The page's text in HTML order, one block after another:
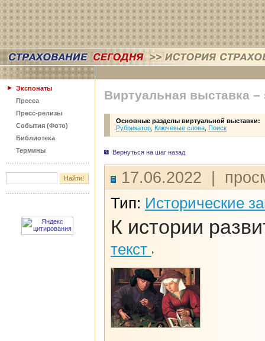
Экспонаты
Пресса
Пресс-релизы
События (Фото)
Библиотека
Термины
Виртуальная выставка –
Основные разделы виртуальной выставки:
Рубрикатор Ключевые слова Поиск
Вернуться на шаг назад
17.06.2022 |
Тип: Исторические
К истории
текст